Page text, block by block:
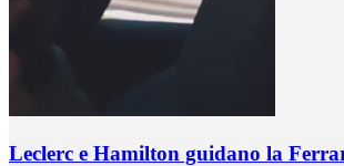
Leclerc e Hamilton guidano la